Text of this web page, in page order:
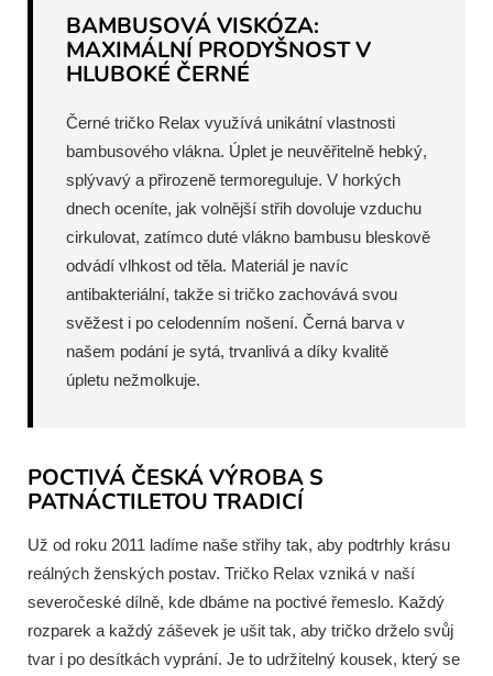
BAMBUSOVÁ VISKÓZA:
MAXIMÁLNÍ PRODYŠNOST V
HLUBOKÉ ČERNÉ
Černé tričko Relax využívá unikátní vlastnosti
bambusového vlákna. Úplet je neuvěřitelně hebký,
splývavý a přirozeně termoreguluje. V horkých
dnech oceníte, jak volnější střih dovoluje vzduchu
cirkulovat, zatímco duté vlákno bambusu bleskově
odvádí vlhkost od těla. Materiál je navíc
antibakteriální, takže si tričko zachovává svou
svěžest i po celodenním nošení. Černá barva v
našem podání je sytá, trvanlivá a díky kvalitě
úpletu nežmolkuje.
POCTIVÁ ČESKÁ VÝROBA S
PATNÁCTILETOU TRADICÍ
Už od roku 2011 ladíme naše střihy tak, aby podtrhly krásu
reálných ženských postav. Tričko Relax vzniká v naší
severočeské dílně, kde dbáme na poctivé řemeslo. Každý
rozparek a každý záševek je ušit tak, aby tričko drželo svůj
tvar i po desítkách vyprání. Je to udržitelný kousek, který se